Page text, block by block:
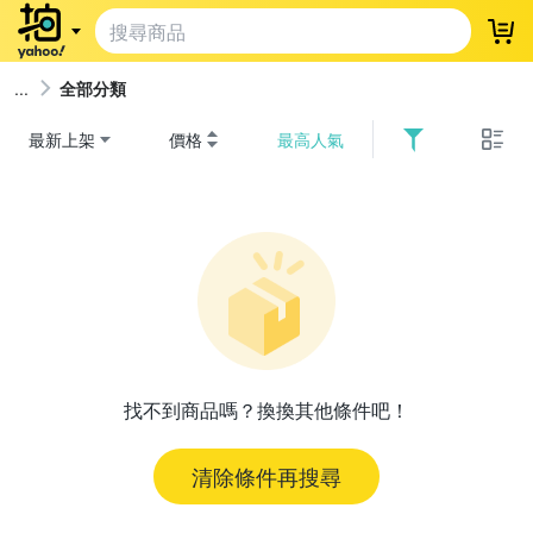
登
全部分類
最新上架 價格 最高人氣
找不到商品嗎？換換其他條件吧！
清除條件再搜尋